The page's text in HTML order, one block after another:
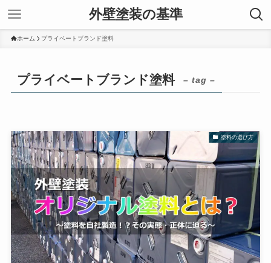
外壁塗装の基準
ホーム プライベートブランド塗料
プライベートブランド塗料 – tag –
塗料の選び方